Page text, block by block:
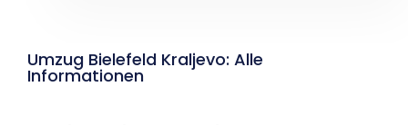
Umzug Bielefeld Kraljevo: Alle
Informationen